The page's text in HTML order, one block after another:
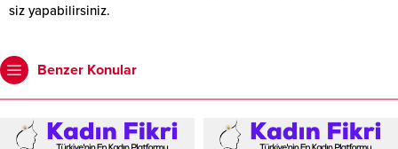
siz yapabilirsiniz.
Benzer Konular